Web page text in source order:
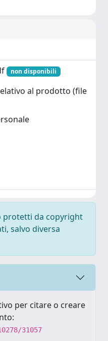
non disponibili
al prodotto (file
protetti da copyright
salvo diversa
per citare o creare
31057